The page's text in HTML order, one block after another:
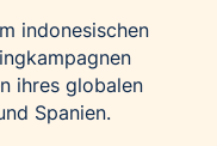
indonesischen
ihres globalen
Spanien.